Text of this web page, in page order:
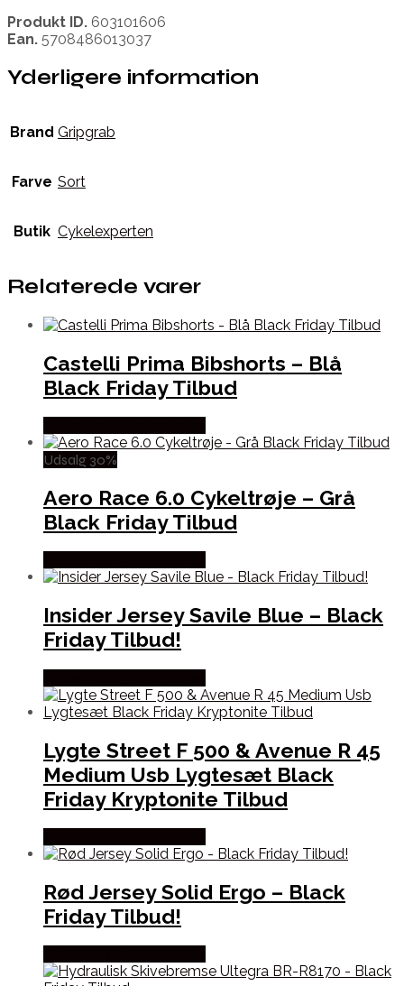
Produkt ID. 603101606
Ean. 5708486013037
Yderligere information
Brand Gripgrab
Farve Sort
Butik Cykelexperten
Relaterede varer
Castelli Prima Bibshorts – Blå
Black Friday Tilbud
Udsalg 30%
Aero Race 6.0 Cykeltrøje – Grå
Black Friday Tilbud
Insider Jersey Savile Blue – Black
Friday Tilbud!
Lygte Street F 500 & Avenue R 45
Medium Usb Lygtesæt Black
Friday Kryptonite Tilbud
Rød Jersey Solid Ergo – Black
Friday Tilbud!